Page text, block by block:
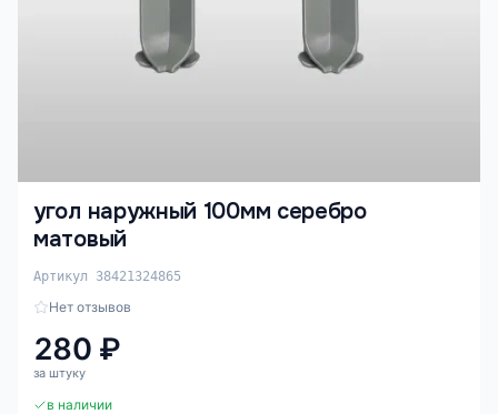
угол наружный 100мм серебро
матовый
Артикул 38421324865
Нет отзывов
280 ₽
за штуку
в наличии